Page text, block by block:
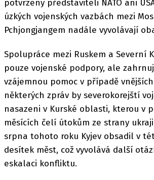
potvrzeny představiteli NATO ani
úzkých vojenských vazbách mezi
Pchjongjangem nadále vyvolávají
Spolupráce mezi Ruskem a Severní
pouze vojenské podpory, ale
vzájemnou pomoc v případě
některých zpráv by severokorejští
nasazeni v Kurské oblasti, kterou v
měsících čelí útokům ze strany
srpna tohoto roku Kyjev obsadil v
desítek měst, což vyvolává další
eskalaci konfliktu.